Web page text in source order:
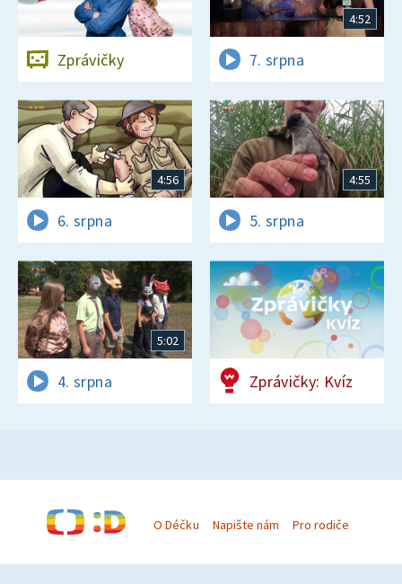
Zprávičky
4:52
7. srpna
4:56
6. srpna
4:55
5. srpna
5:02
4. srpna Zprávičky: Kvíz
O Déčku Napište nám Pro rodiče